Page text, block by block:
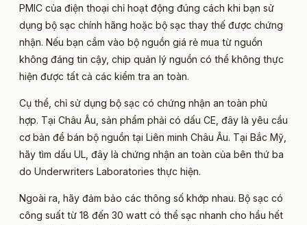
PMIC của điện thoại chỉ hoạt động đúng cách khi bạn sử
dụng bộ sạc chính hãng hoặc bộ sạc thay thế được chứng
nhận. Nếu bạn cắm vào bộ nguồn giá rẻ mua từ nguồn
không đáng tin cậy, chip quản lý nguồn có thể không thực
hiện được tất cả các kiểm tra an toàn.
Cụ thể, chỉ sử dụng bộ sạc có chứng nhận an toàn phù
hợp. Tại Châu Âu, sản phẩm phải có dấu CE, đây là yêu cầu
cơ bản để bán bộ nguồn tại Liên minh Châu Âu. Tại Bắc Mỹ,
hãy tìm dấu UL, đây là chứng nhận an toàn của bên thứ ba
do Underwriters Laboratories thực hiện.
Ngoài ra, hãy đảm bảo các thông số khớp nhau. Bộ sạc có
công suất từ 18 đến 30 watt có thể sạc nhanh cho hầu hết